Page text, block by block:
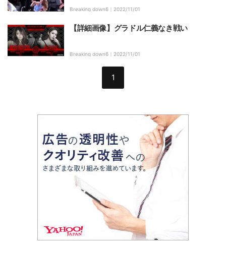
い」怒りのボコボコ宣言【Breaking Down
Breaking down6｜ 2022/11/01
【詳細画像】グラドル仁義なき戦い
Breaking down6｜ 2022/11/01
1